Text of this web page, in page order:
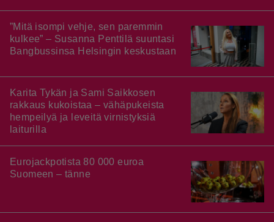
”Mitä isompi vehje, sen paremmin
kulkee” – Susanna Penttilä suuntasi
Bangbussinsa Helsingin keskustaan
Karita Tykän ja Sami Saikkosen
rakkaus kukoistaa – vähäpukeista
hempeilyä ja leveitä virnistyksiä
laiturilla
Eurojackpotista 80 000 euroa
Suomeen – tänne